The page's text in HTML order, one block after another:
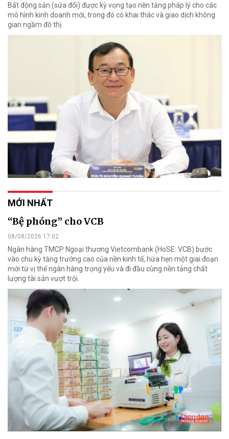
Bất động sản (sửa đổi) được kỳ vọng tạo nền tảng pháp lý cho các
mô hình kinh doanh mới, trong đó có khai thác và giao dịch không
gian ngầm đô thị.
MỚI NHẤT
“Bệ phóng” cho VCB
08/08/2026 17:02
Ngân hàng TMCP Ngoại thương Vietcombank (HoSE: VCB) bước
vào chu kỳ tăng trưởng cao của nền kinh tế, hứa hẹn một giai đoạn
mới từ vị thế ngân hàng trọng yếu và đi đầu cùng nền tảng chất
lượng tài sản vượt trội.